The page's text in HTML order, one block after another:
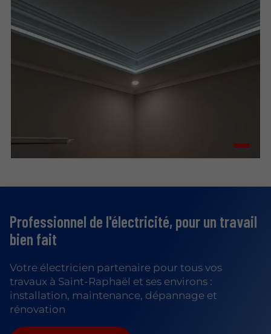
Professionnel de l'électricité, pour un travail
bien fait
Votre électricien partenaire pour tous vos
travaux à Saint-Raphaël et ses environs :
installation, maintenance, dépannage et
rénovation